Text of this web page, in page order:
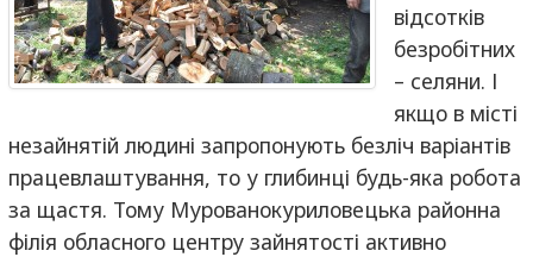
відсотків
безробітних
– селяни. І
якщо в місті
незайнятій людині запропонують безліч варіантів
працевлаштування, то у глибинці будь-яка робота
за щастя. Тому Мурованокуриловецька районна
філія обласного центру зайнятості активно